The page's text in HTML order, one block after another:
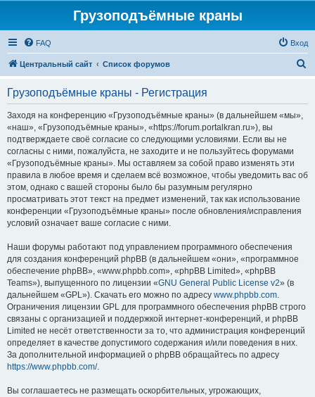
Грузоподъёмные краны
FAQ Вход
Центральный сайт Список форумов
Грузоподъёмные краны - Регистрация
Заходя на конференцию «Грузоподъёмные краны» (в дальнейшем «мы»,
«наш», «Грузоподъёмные краны», «https://forum.portalkran.ru»), вы
подтверждаете своё согласие со следующими условиями. Если вы не
согласны с ними, пожалуйста, не заходите и не пользуйтесь форумами
«Грузоподъёмные краны». Мы оставляем за собой право изменять эти
правила в любое время и сделаем всё возможное, чтобы уведомить вас об
этом, однако с вашей стороны было бы разумным регулярно
просматривать этот текст на предмет изменений, так как использование
конференции «Грузоподъёмные краны» после обновления/исправления
условий означает ваше согласие с ними.
Наши форумы работают под управлением программного обеспечения
для создания конференций phpBB (в дальнейшем «они», «программное
обеспечение phpBB», «www.phpbb.com», «phpBB Limited», «phpBB
Teams»), выпущенного по лицензии «GNU General Public License v2» (в
дальнейшем «GPL»). Скачать его можно по адресу www.phpbb.com.
Ограничения лицензии GPL для программного обеспечения phpBB строго
связаны с организацией и поддержкой интернет-конференций, и phpBB
Limited не несёт ответственности за то, что администрация конференций
определяет в качестве допустимого содержания и/или поведения в них.
За дополнительной информацией о phpBB обращайтесь по адресу
https://www.phpbb.com/.
Вы соглашаетесь не размещать оскорбительных, угрожающих,